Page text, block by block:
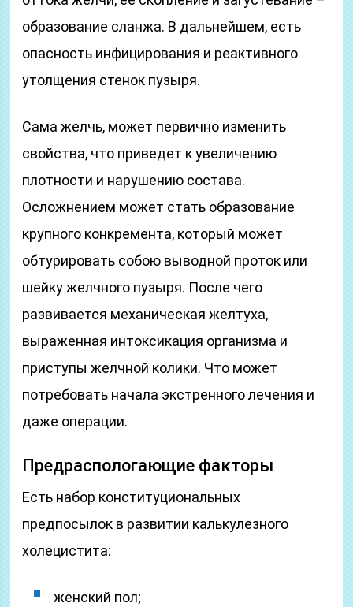
образование сланжа. В дальнейшем, есть
опасность инфицирования и реактивного
утолщения стенок пузыря.
Сама желчь, может первично изменить
свойства, что приведет к увеличению
плотности и нарушению состава.
Осложнением может стать образование
крупного конкремента, который может
обтурировать собою выводной проток или
шейку желчного пузыря. После чего
развивается механическая желтуха,
выраженная интоксикация организма и
приступы желчной колики. Что может
потребовать начала экстренного лечения и
даже операции.
Предраспологающие факторы
Есть набор конституциональных
предпосылок в развитии калькулезного
холецистита:
женский пол;